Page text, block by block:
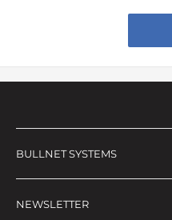
Bullnet Systems
maison, caméras de
fiables, simples à
Protégez votre domicile
BULLNET SYSTEMS
À propos de Bullnet
Cartes SIM pour Alarmes
NEWSLETTER